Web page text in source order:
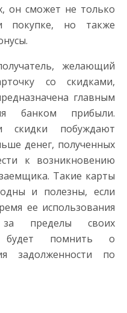
он сможет не только
покупке, но также
желающий
со скидками,
главным
банком прибыли.
скидки побуждают
денег, полученных
к возникновению
Такие карты
и полезны, если
ее использования
пределы своих
будет помнить о
задолженности по